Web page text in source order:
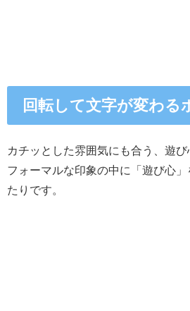
回転して文字が変わる
カチッとした雰囲気にも合う、遊び
フォーマルな印象の中に「遊び心
たりです。